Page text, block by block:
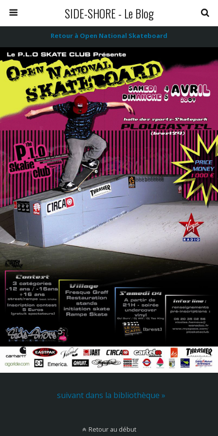
SIDE-SHORE - Le Blog
Retour à Open National Skateboard
suivant dans la bibliothèque »
Retour au début